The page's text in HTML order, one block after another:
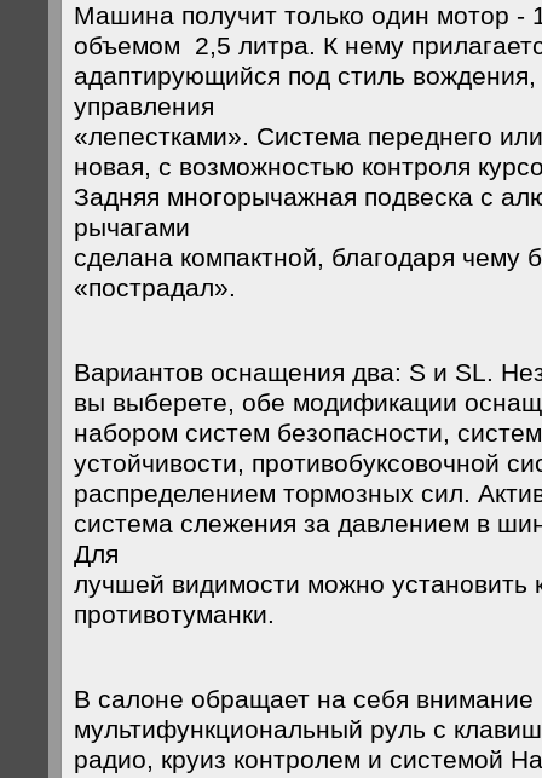
Машина получит только один мотор -
объемом 2,5 литра. К нему
адаптирующийся под стиль
управления
«лепестками». Система переднего
новая, с возможностью контроля
Задняя многорычажная подвеска с
рычагами
сделана компактной, благодаря чему
«пострадал».
Вариантов оснащения два: S и SL.
вы выберете, обе модификации
набором систем безопасности,
устойчивости, противобуксовочной
распределением тормозных сил.
система слежения за давлением в
Для
лучшей видимости можно установить
противотуманки.
В салоне обращает на себя внимание
мультифункциональный руль с
радио, круиз контролем и системой